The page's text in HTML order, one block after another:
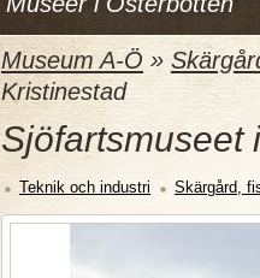
Museum A-Ö »
Kristinestad
Sjöfartsmuseet
Teknik och industri Skärgård,